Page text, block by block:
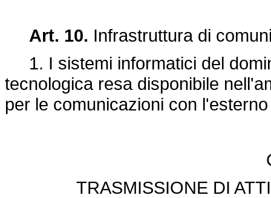
Art. 10. Infrastruttura di
1. I sistemi informatici del
tecnologica resa disponibile
per le comunicazioni con
TRASMISSIONE DI